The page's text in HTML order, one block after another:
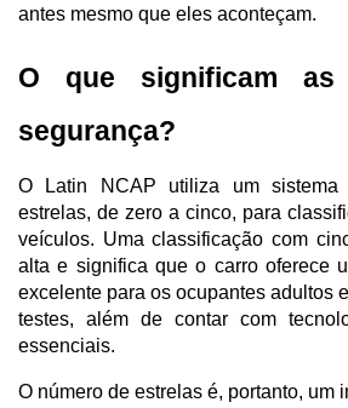
antes mesmo que eles aconteçam.
O que significam as
segurança?
O Latin NCAP utiliza um sistema
estrelas, de zero a cinco, para
veículos. Uma classificação com
alta e significa que o carro oferece
excelente para os ocupantes adultos
testes, além de contar com
essenciais.
O número de estrelas é, portanto, um